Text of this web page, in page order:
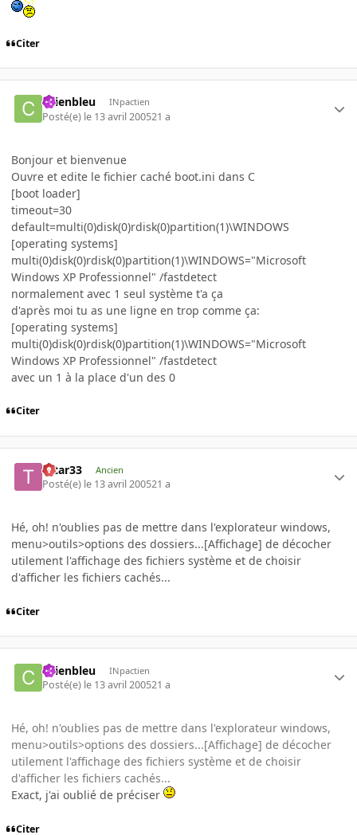
Citer
chienbleu INpactien
Posté(e) le 13 avril 200521 a
Bonjour et bienvenue
Ouvre et edite le fichier caché boot.ini dans C
[boot loader]
timeout=30
default=multi(0)disk(0)rdisk(0)partition(1)\WINDOWS
[operating systems]
multi(0)disk(0)rdisk(0)partition(1)\WINDOWS="Microsoft
Windows XP Professionnel" /fastdetect
normalement avec 1 seul système t'a ça
d'après moi tu as une ligne en trop comme ça:
[operating systems]
multi(0)disk(0)rdisk(0)partition(1)\WINDOWS="Microsoft
Windows XP Professionnel" /fastdetect
avec un 1 à la place d'un des 0
Citer
tatar33 Ancien
Posté(e) le 13 avril 200521 a
Hé, oh! n'oublies pas de mettre dans l'explorateur windows,
menu>outils>options des dossiers...[Affichage] de décocher
utilement l'affichage des fichiers système et de choisir
d'afficher les fichiers cachés...
Citer
chienbleu INpactien
Posté(e) le 13 avril 200521 a
Hé, oh! n'oublies pas de mettre dans l'explorateur windows,
menu>outils>options des dossiers...[Affichage] de décocher
utilement l'affichage des fichiers système et de choisir
d'afficher les fichiers cachés...
Exact, j'ai oublié de préciser
Citer